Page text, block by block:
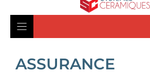
ASSURANCE